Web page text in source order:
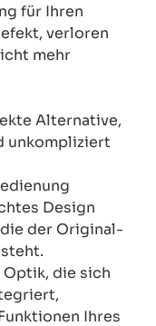
für Ihren
verloren
mehr
Alternative,
unkompliziert
Design
der Original-
die sich
Ihres